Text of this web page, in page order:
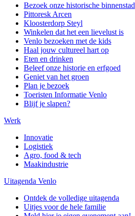
Bezoek onze historische binnenstad
Pittoresk Arcen
Kloosterdorp Steyl
Winkelen dat het een lievelust is
Venlo bezoeken met de kids
Haal jouw cultureel hart op
Eten en drinken
Beleef onze historie en erfgoed
Geniet van het groen
Plan je bezoek
Toeristen Informatie Venlo
Blijf je slapen?
Werk
Innovatie
Logistiek
Agro, food & tech
Maakindustrie
Uitagenda Venlo
Ontdek de volledige uitagenda
Uitjes voor de hele familie